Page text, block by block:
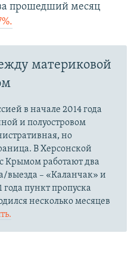
прошедший месяц
материковой
в начале 2014 года
и полуостровом
но
В Херсонской
Крымом работают два
выезда – «Каланчак» и
года пункт пропуска
несколько месяцев